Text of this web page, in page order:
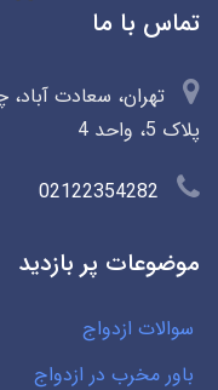
تماس با ما
تهران، سعادت آباد،
پلاک 5، واحد 4
02122354282
موضوعات پر بازدید
سوالات ازدواج
باور مخرب در ازدواج